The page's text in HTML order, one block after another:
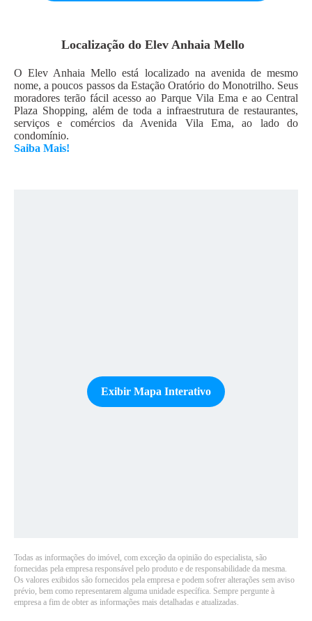
Localização do Elev Anhaia Mello
O Elev Anhaia Mello está localizado na avenida de mesmo
nome, a poucos passos da Estação Oratório do Monotrilho. Seus
moradores terão fácil acesso ao Parque Vila Ema e ao Central
Plaza Shopping, além de toda a infraestrutura de restaurantes,
serviços e comércios da Avenida Vila Ema, ao lado do
condomínio.
Saiba Mais!
Exibir Mapa Interativo
Todas as informações do imóvel, com exceção da opinião do especialista, são
fornecidas pela empresa responsável pelo produto e de responsabilidade da mesma.
Os valores exibidos são fornecidos pela empresa e podem sofrer alterações sem aviso
prévio, bem como representarem alguma unidade específica. Sempre pergunte à
empresa a fim de obter as informações mais detalhadas e atualizadas.